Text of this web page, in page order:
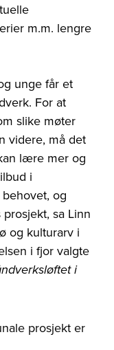
m.m. lengre
unge får et
For at
slike møter
videre, må det
lære mer og
i
og
sa Linn
og kulturarv i
i fjor valgte
i
prosjekt er